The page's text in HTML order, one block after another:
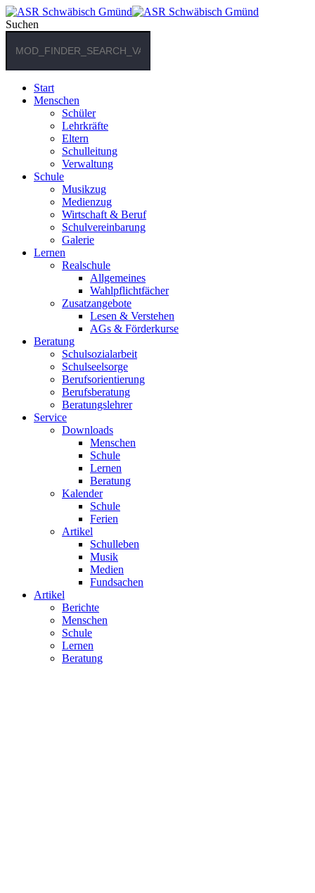
Suchen
Start
Menschen
Schüler
Lehrkräfte
Eltern
Schulleitung
Verwaltung
Schule
Musikzug
Medienzug
Wirtschaft & Beruf
Schulvereinbarung
Galerie
Lernen
Realschule
Allgemeines
Wahlpflichtfächer
Zusatzangebote
Lesen & Verstehen
AGs & Förderkurse
Beratung
Schulsozialarbeit
Schulseelsorge
Berufsorientierung
Berufsberatung
Beratungslehrer
Service
Downloads
Menschen
Schule
Lernen
Beratung
Kalender
Schule
Ferien
Artikel
Schulleben
Musik
Medien
Fundsachen
Artikel
Berichte
Menschen
Schule
Lernen
Beratung